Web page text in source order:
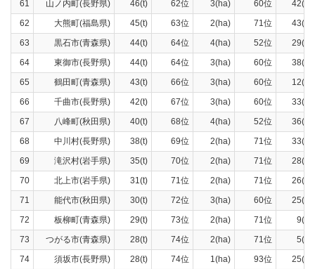
61
山ノ内町(長野県) 46(t) 62位 3(ha) 60位
42(t)
62
大熊町(福島県) 45(t) 63位 2(ha) 71位
43(t)
63
黒石市(青森県) 44(t) 64位 4(ha) 52位
29(t)
64
東御市(長野県) 44(t) 64位 3(ha) 60位
38(t)
65
鶴田町(青森県) 43(t) 66位 3(ha) 60位
12(t)
66
千曲市(長野県) 42(t) 67位 3(ha) 60位
33(t)
67
八峰町(秋田県) 40(t) 68位 4(ha) 52位
36(t)
68
中川村(長野県) 38(t) 69位 2(ha) 71位
33(t)
69
滝沢村(岩手県) 35(t) 70位 2(ha) 71位
28(t)
70
北上市(岩手県) 31(t) 71位 2(ha) 71位
26(t)
71
能代市(秋田県) 30(t) 72位 3(ha) 60位
25(t)
72
板柳町(青森県) 29(t) 73位 2(ha) 71位
9(t)
73
つがる市(青森県) 28(t) 74位 2(ha) 71位
5(t)
74
須坂市(長野県) 28(t) 74位 1(ha) 93位
25(t)